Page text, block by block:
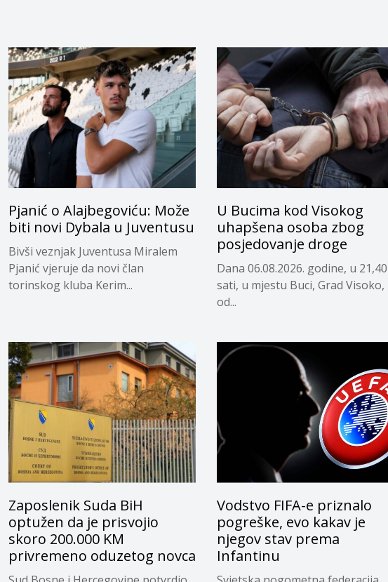
Pjanić o Alajbegoviću: Može
biti novi Dybala u Juventusu
Bivši veznjak Juventusa Miralem
Pjanić vjeruje da novi član
torinskog kluba Kerim...
U Bucima kod Visokog
uhapšena osoba zbog
posjedovanje droge
Dana 06.08.2026. godine, u 21,40
sati, u mjestu Buci, Grad Visoko,
od...
Zaposlenik Suda BiH
optužen da je prisvojio
skoro 200.000 KM
privremeno oduzetog novca
Vodstvo FIFA-e priznalo
pogreške, evo kakav je
njegov stav prema
Infantinu